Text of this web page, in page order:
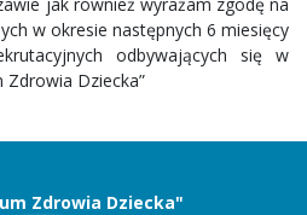
w okresie następnych 6 miesięcy
odbywających się w
Zdrowia Dziecka”
Zdrowia Dziecka"